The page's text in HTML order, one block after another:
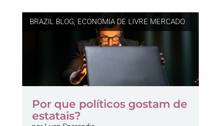
BRAZIL BLOG, ECONOMIA DE LIVRE MERCADO
Por que políticos gostam de
estatais?